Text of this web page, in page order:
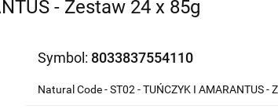
- Zestaw 24 x 85g
Symbol: 8033837554110
Natural Code - ST02 - TUŃCZYK I AMARANTUS -